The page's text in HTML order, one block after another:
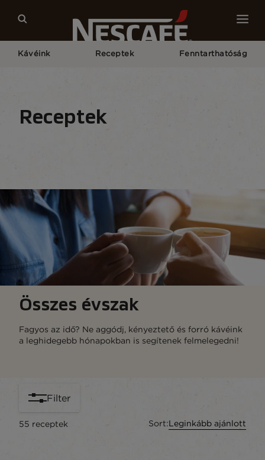
Kávéink Receptek Fenntarthatóság
Receptek
Összes évszak
Fagyos az idő? Ne aggódj, kényeztető és forró kávéink
a leghidegebb hónapokban is segítenek felmelegedni!
Filter
55 receptek Sort:Leginkább ajánlott